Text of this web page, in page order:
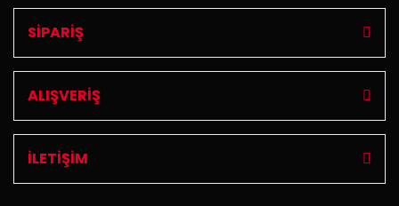
SİPARİŞ
ALIŞVERİŞ
İLETİŞİM